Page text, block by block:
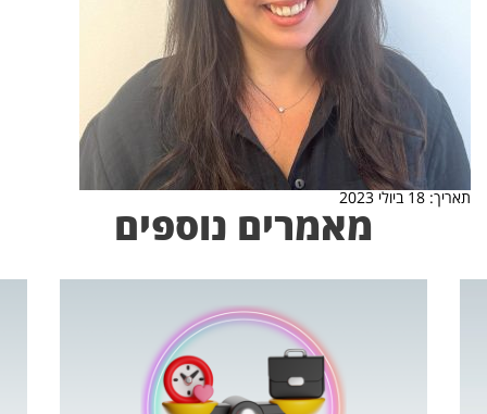
תאריך: 18 ביולי 2023
מאמרים נוספים